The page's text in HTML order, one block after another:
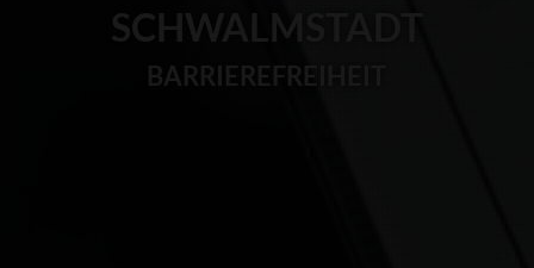
SCHWALMSTADT
BARRIEREFREIHEIT